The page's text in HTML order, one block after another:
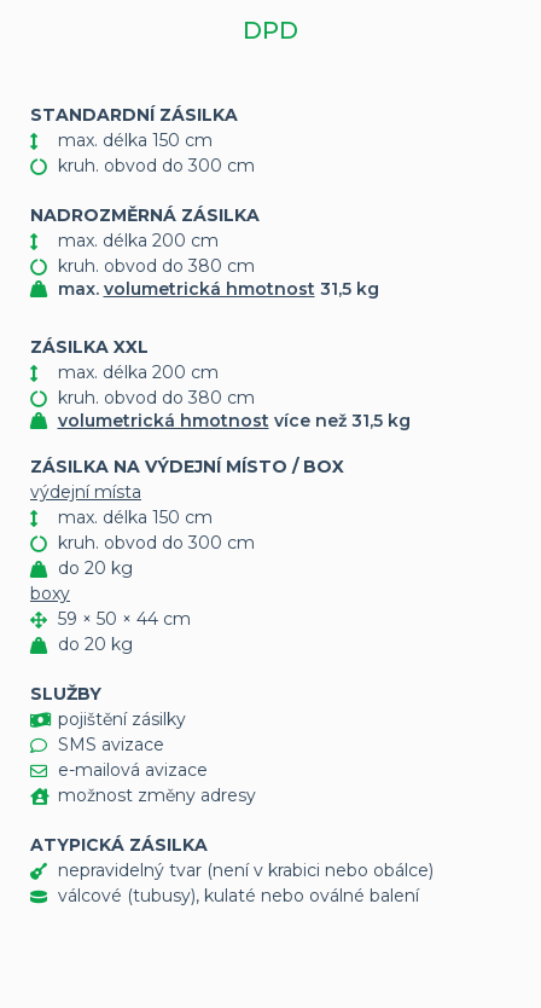
DPD
STANDARDNÍ ZÁSILKA
max. délka 150 cm
kruh. obvod do 300 cm
NADROZMĚRNÁ ZÁSILKA
max. délka 200 cm
kruh. obvod do 380 cm
max. volumetrická hmotnost 31,5 kg
ZÁSILKA XXL
max. délka 200 cm
kruh. obvod do 380 cm
volumetrická hmotnost více než 31,5 kg
ZÁSILKA NA VÝDEJNÍ MÍSTO / BOX
výdejní místa
max. délka 150 cm
kruh. obvod do 300 cm
do 20 kg
boxy
59 × 50 × 44 cm
do 20 kg
SLUŽBY
pojištění zásilky
SMS avizace
e-mailová avizace
možnost změny adresy
ATYPICKÁ ZÁSILKA
nepravidelný tvar (není v krabici nebo obálce)
válcové (tubusy), kulaté nebo oválné balení